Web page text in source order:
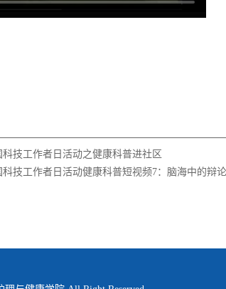
技工作者日活动之健康科普进社区
技工作者日活动健康科普短视频7：脑海中的辩